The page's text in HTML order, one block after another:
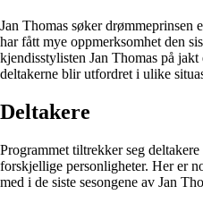
Jan Thomas søker
har fått mye oppmerksomhet den
kjendisstylisten Jan Thomas på
deltakerne blir utfordret i ulike
Deltakere
Programmet tiltrekker seg
forskjellige personligheter. Her er
med i de siste sesongene av Jan